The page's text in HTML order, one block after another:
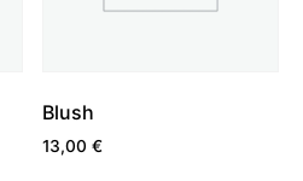
Blush
13,00€